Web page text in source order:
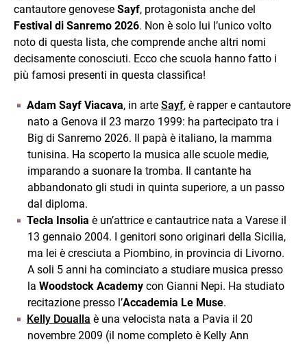
cantautore genovese Sayf, protagonista anche del
Festival di Sanremo 2026. Non è solo lui l’unico volto
noto di questa lista, che comprende anche altri nomi
decisamente conosciuti. Ecco che scuola hanno fatto i
più famosi presenti in questa classifica!
Adam Sayf Viacava, in arte Sayf, è rapper e cantautore
nato a Genova il 23 marzo 1999: ha partecipato tra i
Big di Sanremo 2026. Il papà è italiano, la mamma
tunisina. Ha scoperto la musica alle scuole medie,
imparando a suonare la tromba. Il cantante ha
abbandonato gli studi in quinta superiore, a un passo
dal diploma.
Tecla Insolia è un’attrice e cantautrice nata a Varese il
13 gennaio 2004. I genitori sono originari della Sicilia,
ma lei è cresciuta a Piombino, in provincia di Livorno.
A soli 5 anni ha cominciato a studiare musica presso
la Woodstock Academy con Gianni Nepi. Ha studiato
recitazione presso l’Accademia Le Muse.
Kelly Doualla è una velocista nata a Pavia il 20
novembre 2009 (il nome completo è Kelly Ann